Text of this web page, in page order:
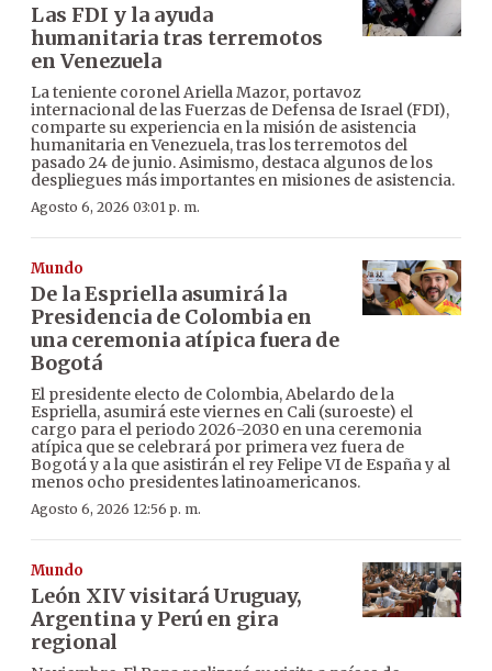
Las FDI y la ayuda
humanitaria tras terremotos
en Venezuela
La teniente coronel Ariella Mazor, portavoz
internacional de las Fuerzas de Defensa de Israel (FDI),
comparte su experiencia en la misión de asistencia
humanitaria en Venezuela, tras los terremotos del
pasado 24 de junio. Asimismo, destaca algunos de los
despliegues más importantes en misiones de asistencia.
Agosto 6, 2026 03:01 p. m.
Mundo
De la Espriella asumirá la
Presidencia de Colombia en
una ceremonia atípica fuera de
Bogotá
El presidente electo de Colombia, Abelardo de la
Espriella, asumirá este viernes en Cali (suroeste) el
cargo para el periodo 2026-2030 en una ceremonia
atípica que se celebrará por primera vez fuera de
Bogotá y a la que asistirán el rey Felipe VI de España y al
menos ocho presidentes latinoamericanos.
Agosto 6, 2026 12:56 p. m.
Mundo
León XIV visitará Uruguay,
Argentina y Perú en gira
regional